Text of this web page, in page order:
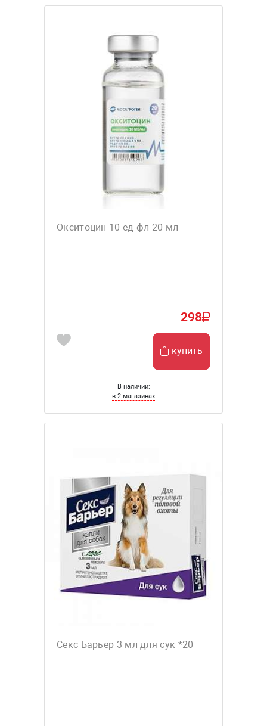
Окситоцин 10 ед фл 20 мл
298
купить
В наличии:
в 2 магазинах
Секс Барьер 3 мл для сук *20